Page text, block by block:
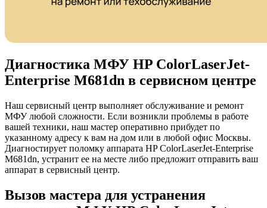
Диагностика МФУ HP ColorLaserJet-
Enterprise M681dn в сервисном центре
Наш сервисный центр выполняет обслуживание и ремонт
МФУ любой сложности. Если возникли проблемы в работе
вашей техники, наш мастер оперативно прибудет по
указанному адресу к вам на дом или в любой офис Москвы.
Диагностирует поломку аппарата HP ColorLaserJet-Enterprise
M681dn, устранит ее на месте либо предложит отправить ваш
аппарат в сервисный центр.
Вызов мастера для устранения